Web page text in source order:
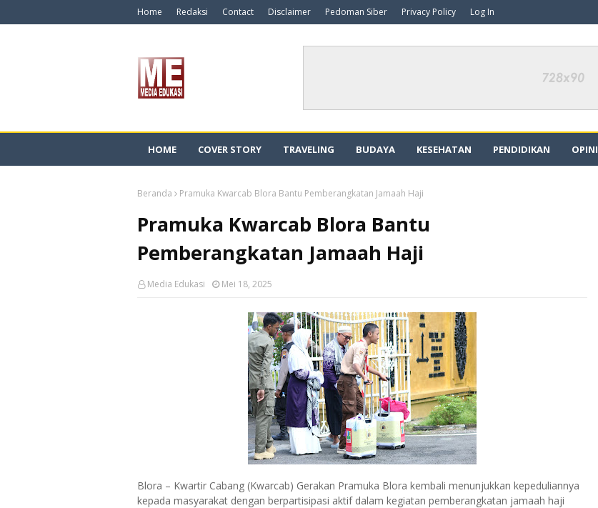
Home Redaksi Contact Disclaimer Pedoman Siber Privacy Policy Log In
HOME COVER STORY TRAVELING BUDAYA KESEHATAN PENDIDIKAN OPINI
Beranda Pramuka Kwarcab Blora Bantu Pemberangkatan Jamaah Haji
Pramuka Kwarcab Blora Bantu
Pemberangkatan Jamaah Haji
Media Edukasi Mei 18, 2025
Blora – Kwartir Cabang (Kwarcab) Gerakan Pramuka Blora kembali menunjukkan kepeduliannya
kepada masyarakat dengan berpartisipasi aktif dalam kegiatan pemberangkatan jamaah haji